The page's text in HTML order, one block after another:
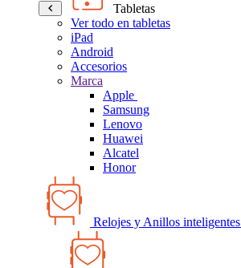
Tabletas
Ver todo en tabletas
iPad
Android
Accesorios
Marca
Apple
Samsung
Lenovo
Huawei
Alcatel
Honor
Relojes y Anillos inteligentes